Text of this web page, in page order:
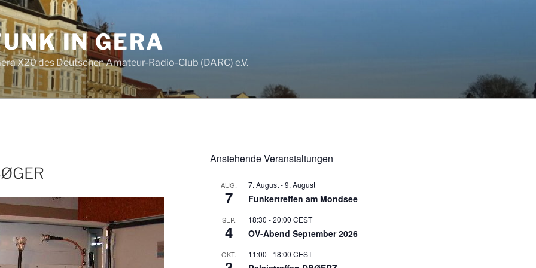
IN GERA
X20 des Deutschen Amateur-Radio-Club (DARC) e.V.
Anstehende Veranstaltungen
AUG.
7
7. August-9. August
Funkertreffen am Mondsee
SEP.
4
18:30 -20:00 CEST
OV-Abend September 2026
OKT. 11:00 - 18:00 CEST